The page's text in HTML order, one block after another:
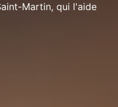
Martin, qui l'aide